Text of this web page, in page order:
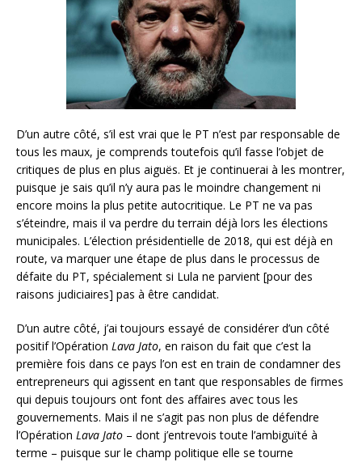
D’un autre côté, s’il est vrai que le PT n’est par responsable de
tous les maux, je comprends toutefois qu’il fasse l’objet de
critiques de plus en plus aiguës. Et je continuerai à les montrer,
puisque je sais qu’il n’y aura pas le moindre changement ni
encore moins la plus petite autocritique. Le PT ne va pas
s’éteindre, mais il va perdre du terrain déjà lors les élections
municipales. L’élection présidentielle de 2018, qui est déjà en
route, va marquer une étape de plus dans le processus de
défaite du PT, spécialement si Lula ne parvient [pour des
raisons judiciaires] pas à être candidat.
D’un autre côté, j’ai toujours essayé de considérer d’un côté
positif l’Opération Lava Jato, en raison du fait que c’est la
première fois dans ce pays l’on est en train de condamner des
entrepreneurs qui agissent en tant que responsables de firmes
qui depuis toujours ont font des affaires avec tous les
gouvernements. Mais il ne s’agit pas non plus de défendre
l’Opération Lava Jato – dont j’entrevois toute l’ambiguïté à
terme – puisque sur le champ politique elle se tourne